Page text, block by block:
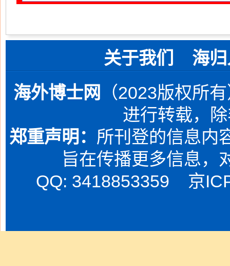
关于我们 海
海外博士网
（2023版权所
进行转载，
郑重声明： 所刊登的信息内
旨在传播更多信息，
QQ: 3418853359 京